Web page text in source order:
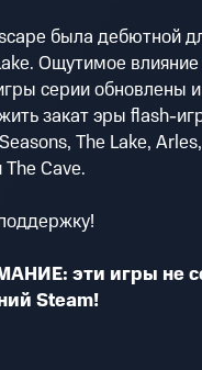
была дебютной
Ощутимое
серии обновлены
закат эры flash-
The Lake,
Cave.
эти игры не
Steam!